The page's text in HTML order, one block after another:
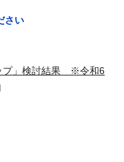
さい
プ」検討結果 ※令和6